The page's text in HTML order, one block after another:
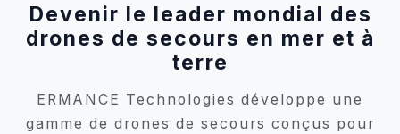
Devenir le leader mondial des
drones de secours en mer et à
terre
ERMANCE Technologies développe une
gamme de drones de secours conçus pour